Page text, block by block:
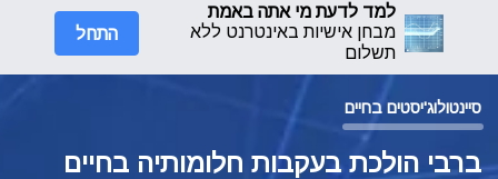
למד לדעת מי אתה באמת
מבחן אישיות באינטרנט ללא
תשלום
התחל
סיינטולוג'יסטים בחיים
ברבי הולכת בעקבות חלומותיה בחיים